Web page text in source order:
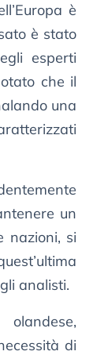
è
è stato
esperti
che il
una
un
nazioni, si
analisti.
di